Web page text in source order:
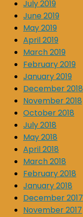
July 2019
June 2019
May 2019
April 2019
March 2019
February 2019
January 2019
December 2018
November 2018
October 2018
July 2018
May 2018
April 2018
March 2018
February 2018
January 2018
December 2017
November 2017